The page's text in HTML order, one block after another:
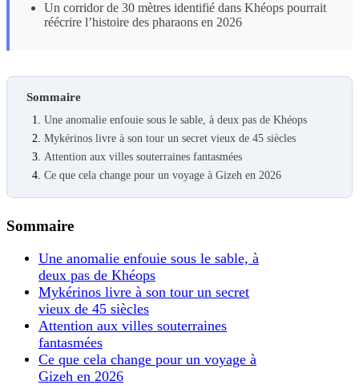
Un corridor de 30 mètres identifié dans Khéops pourrait
réécrire l’histoire des pharaons en 2026
Sommaire
Une anomalie enfouie sous le sable, à deux pas de Khéops
Mykérinos livre à son tour un secret vieux de 45 siècles
Attention aux villes souterraines fantasmées
Ce que cela change pour un voyage à Gizeh en 2026
Sommaire
Une anomalie enfouie sous le sable, à
deux pas de Khéops
Mykérinos livre à son tour un secret
vieux de 45 siècles
Attention aux villes souterraines
fantasmées
Ce que cela change pour un voyage à
Gizeh en 2026